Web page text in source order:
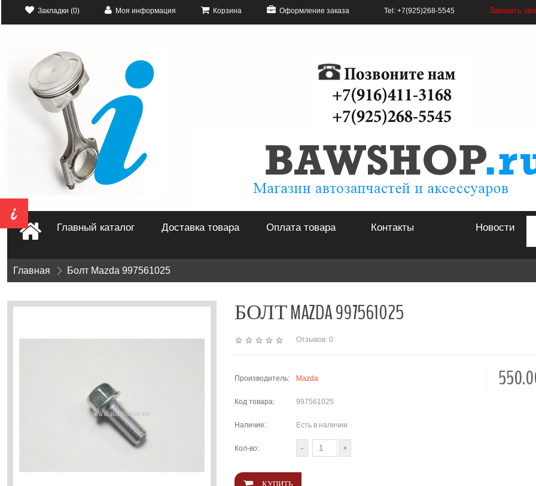
Закладки (0) Моя информация Корзина Оформление заказа Tel: +7(925)268-5545 Заказать
Главный каталог Доставка товара Оплата товара Контакты Новости
Главная » Болт Mazda 997561025
БОЛТ MAZDA 997561025
Отзывов: 0
Производитель: Mazda
Код товара: 997561025
Наличие: Есть в наличии
Кол-во: